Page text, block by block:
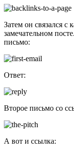
Затем он связался с
замечательном
письмо:
Ответ:
Второе письмо со
А вот и ссылка: